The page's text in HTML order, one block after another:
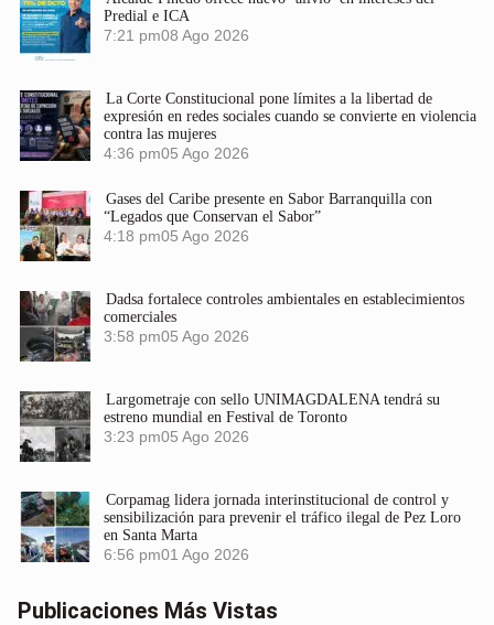
Predial e ICA
7:21 pm08 Ago 2026
La Corte Constitucional pone límites a la libertad de
expresión en redes sociales cuando se convierte en violencia
contra las mujeres
4:36 pm05 Ago 2026
Gases del Caribe presente en Sabor Barranquilla con
“Legados que Conservan el Sabor”
4:18 pm05 Ago 2026
Dadsa fortalece controles ambientales en establecimientos
comerciales
3:58 pm05 Ago 2026
Largometraje con sello UNIMAGDALENA tendrá su
estreno mundial en Festival de Toronto
3:23 pm05 Ago 2026
Corpamag lidera jornada interinstitucional de control y
sensibilización para prevenir el tráfico ilegal de Pez Loro
en Santa Marta
6:56 pm01 Ago 2026
Publicaciones Más Vistas